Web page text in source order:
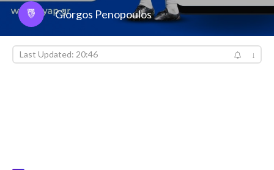
Giorgos Penopoulos
Last Updated: 20:46 ↓